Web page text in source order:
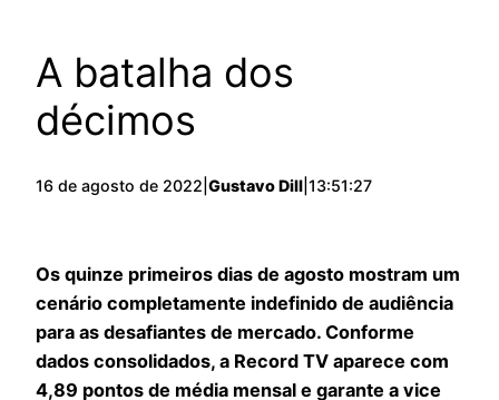
A batalha dos
décimos
16 de agosto de 2022 Gustavo Dill 13:51:27
Os quinze primeiros dias de agosto mostram um
cenário completamente indefinido de audiência
para as desafiantes de mercado. Conforme
dados consolidados, a Record TV aparece com
4,89 pontos de média mensal e garante a vice